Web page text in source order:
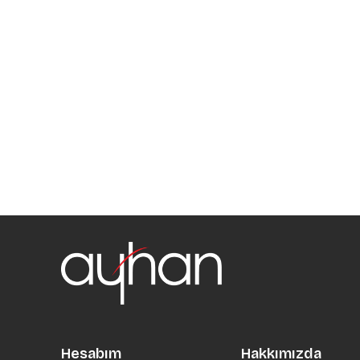
Hesabım Hakkımızda